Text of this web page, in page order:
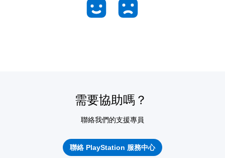
需要協助嗎？
聯絡我們的支援專員
聯絡 PlayStation 服務中心